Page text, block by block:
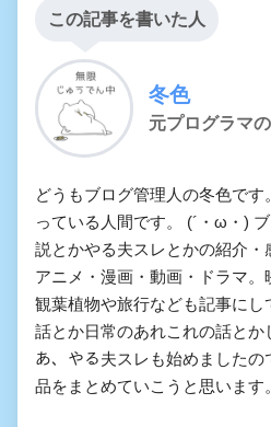
この記事を書いた人
冬色
元プログラマ
どうもブログ管理人の冬色で
っている人間です。 (´・ω・)
説とかやる夫スレとかの紹介・
アニメ・漫画・動画・ドラマ
観葉植物や旅行なども記事に
話とか日常のあれこれの話と
あ、やる夫スレも始めました
品をまとめていこうと思います